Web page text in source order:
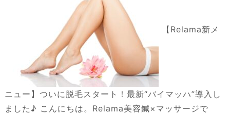
【Relama新メ
ニュー】ついに脱毛スタート！最新“バイマッハ”導入し
ました♪ こんにちは。Relama美容鍼×マッサージで